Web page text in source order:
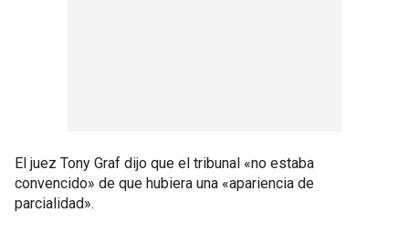
El juez Tony Graf dijo que el tribunal «no estaba
convencido» de que hubiera una «apariencia de
parcialidad».